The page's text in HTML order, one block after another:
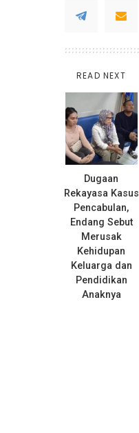
READ NEXT
Dugaan
Rekayasa Kasus
Pencabulan,
Endang Sebut
Merusak
Kehidupan
Keluarga dan
Pendidikan
Anaknya